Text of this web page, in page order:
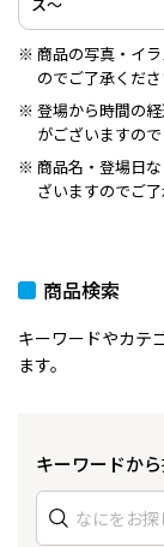
商品の写真・イ
のでご了承くださ
登場から時間の
がございますので
商品名・登場日
ざいますのでご了
商品検索
キーワードやカテ
ます。
キーワードか